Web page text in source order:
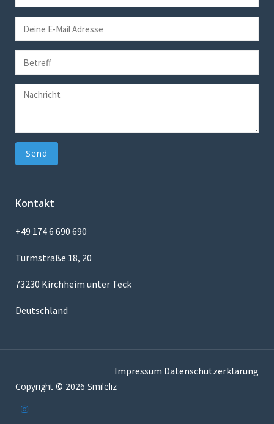
Kontakt
+49 174 6 690 690
Turmstraße 18, 20
73230 Kirchheim unter Teck
Deutschland
Impressum Datenschutzerklärung
Copyright © 2026 Smileliz